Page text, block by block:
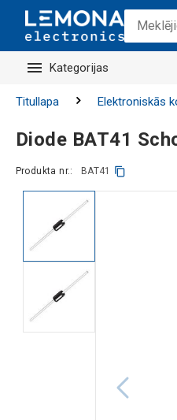
Kategorijas
Titullapa Elektroniskās
Diode BAT41
Produkta nr.: BAT41